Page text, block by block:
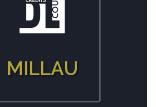
MILLAU